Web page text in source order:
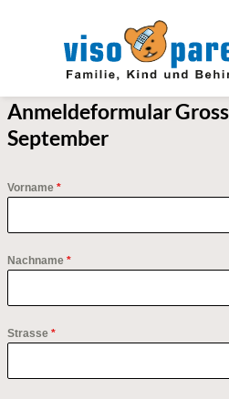
Anmeldeformular
September
Vorname *
Nachname *
Strasse *